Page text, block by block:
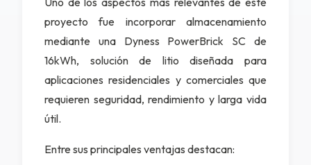
proyecto fue incorporar almacenamiento
mediante una Dyness PowerBrick SC de
16kWh, solución de litio diseñada para
aplicaciones residenciales y comerciales que
requieren seguridad, rendimiento y larga vida
útil.
Entre sus principales ventajas destacan: